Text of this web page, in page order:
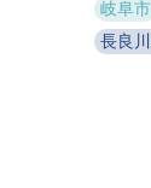
岐阜市
長良